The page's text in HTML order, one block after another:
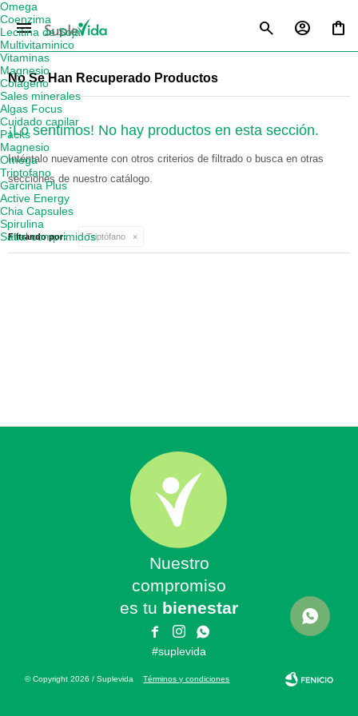
menu
No Se Han Recuperado Productos
¡Lo sentimos! No hay productos en esta sección.
Inténtalo nuevamente con otros criterios de filtrado o busca en otras
secciones de nuestro catálogo.
Filtrando por: Triptófano
Omega
Coenzima
Lecitina de Soja
Multivitaminico
Vitaminas
Magnesio
Colágeno
Sales minerales
Algas Focus
Cuidado capilar
Packs
Magnesio
Omega
Triptofano
Garcinia Plus
Active Energy
Chia Capsules
Spirulina
Satial comprimidos
Nuestro
compromiso
es tu bienestar
 

#suplevida
© Copyright 2026 / SuplevidaTérminos y condiciones